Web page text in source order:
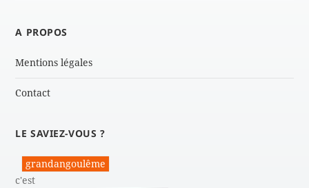
A PROPOS
Mentions légales
Contact
LE SAVIEZ-VOUS ?
grandangoulême
c'est